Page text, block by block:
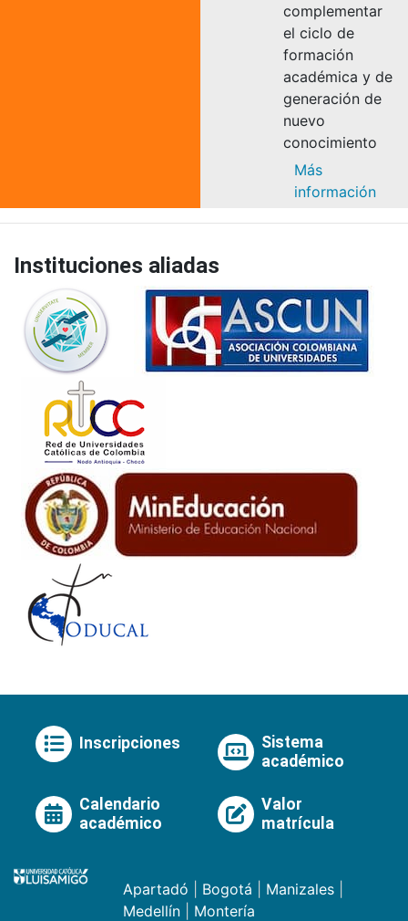
complementar
el ciclo de
formación
académica y de
generación de
nuevo
conocimiento
Más
información
Instituciones aliadas
Inscripciones
Sistema
académico
Calendario
académico
Valor
matrícula
Apartadó Bogotá Manizales
Medellín
Montería